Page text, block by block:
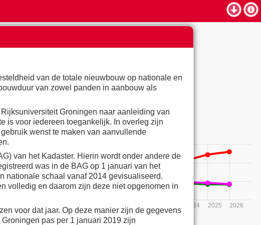
woningen utiliteit aantallen percentages
in aanbouw opgeleverd bestaand
2017 2018 2019 2020 2021 2024 2025 2026
van de totale nieuwbouw op nationale en
van zowel panden in aanbouw als
Groningen naar aanleiding van
is voor iedereen toegankelijk. In overleg zijn
wenst te maken van aanvullende
van het Kadaster. Hierin wordt onder andere de
was in de BAG op 1 januari van het
nationale schaal vanaf 2014 gevisualiseerd.
volledig en daarom zijn deze niet opgenomen in
voor dat jaar. Op deze manier zijn de gegevens
pas per 1 januari 2019 zijn